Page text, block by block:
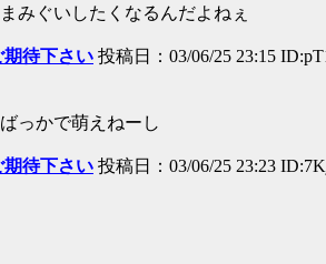
みぐいしたくなるんだよねぇ
待下さい 投稿日：03/06/25 23:15
っかで萌えねーし
待下さい 投稿日：03/06/25 23:23